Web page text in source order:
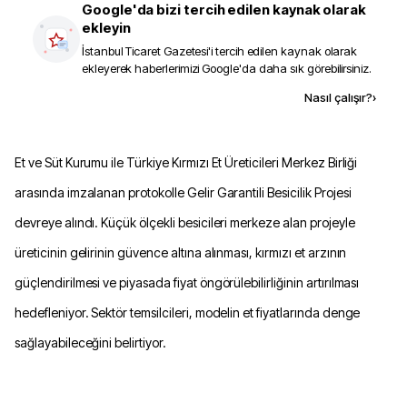
Google'da bizi tercih edilen kaynak olarak
ekleyin
İstanbul Ticaret Gazetesi'i tercih edilen kaynak olarak
ekleyerek haberlerimizi Google'da daha sık görebilirsiniz.
Nasıl çalışır?›
Et ve Süt Kurumu ile Türkiye Kırmızı Et Üreticileri Merkez Birliği
arasında imzalanan protokolle Gelir Garantili Besicilik Projesi
devreye alındı. Küçük ölçekli besicileri merkeze alan projeyle
üreticinin gelirinin güvence altına alınması, kırmızı et arzının
güçlendirilmesi ve piyasada fiyat öngörülebilirliğinin artırılması
hedefleniyor. Sektör temsilcileri, modelin et fiyatlarında denge
sağlayabileceğini belirtiyor.